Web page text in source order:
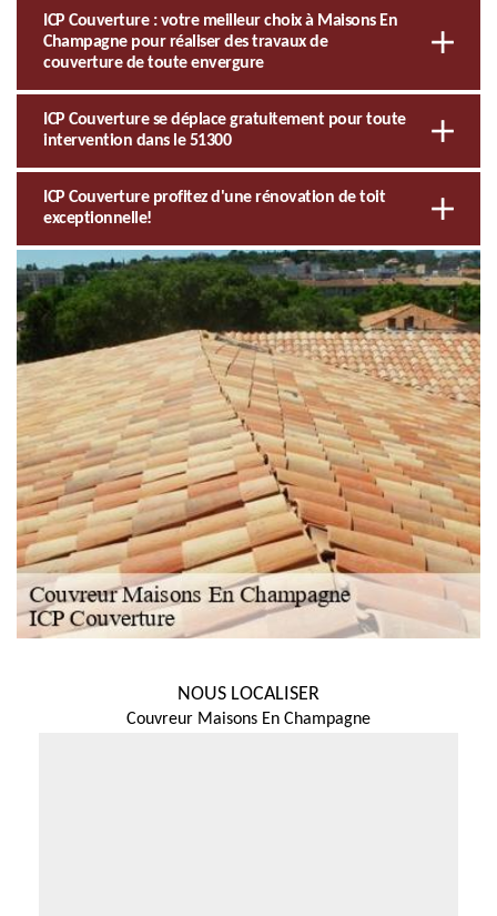
ICP Couverture : votre meilleur choix à Maisons En
Champagne pour réaliser des travaux de
couverture de toute envergure
ICP Couverture se déplace gratuitement pour toute
intervention dans le 51300
ICP Couverture profitez d'une rénovation de toit
exceptionnelle!
NOUS LOCALISER
Couvreur Maisons En Champagne